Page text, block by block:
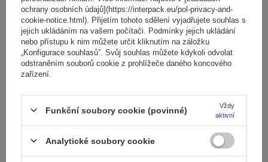
Ocelový střešní nosič Mont Blanc AMC 5002-S46
3 401,00 Kčs DPH
Produkt dostupný ve velkém množství
Přidat
do
košíku
ochrany osobních údajů](https://interpack.eu/pol-privacy-and-
cookie-notice.html). Přijetím tohoto sdělení vyjadřujete souhlas s
jejich ukládáním na vašem počítači. Podmínky jejich ukládání
nebo přístupu k nim můžete určit kliknutím na záložku
„Konfigurace souhlasů”. Svůj souhlas můžete kdykoli odvolat
odstraněním souborů cookie z prohlížeče daného koncového
zařízení.
Funkční soubory cookie (povinné)
Vždy
aktivní
Analytické soubory cookie